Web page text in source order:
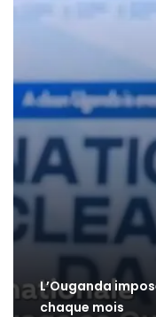
L’Ouganda
chaque mois